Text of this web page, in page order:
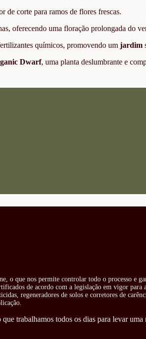
de corte para ramos de flores frescas.
oferecendo uma floração prolongada do
químicos, promovendo umjardim
Dwarf, uma planta deslumbrante e
o que nos permite controlar todo o processo e
de acordo com a legislação em vigor
regeneradores de solos e corretores de
trabalhamos todos os dias para levar